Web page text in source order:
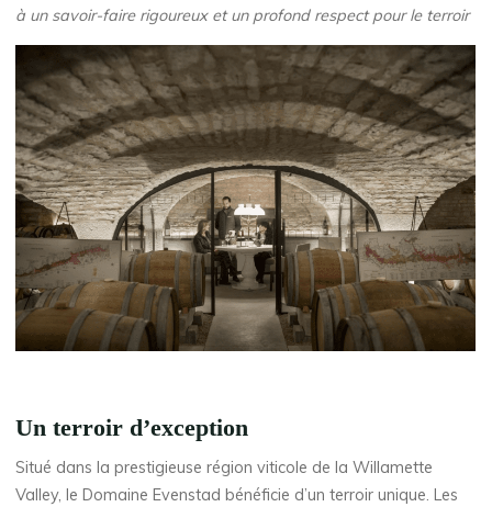
à un savoir-faire rigoureux et un profond respect pour le terroir
Un terroir d’exception
Situé dans la prestigieuse région viticole de la Willamette
Valley, le Domaine Evenstad bénéficie d’un terroir unique. Les